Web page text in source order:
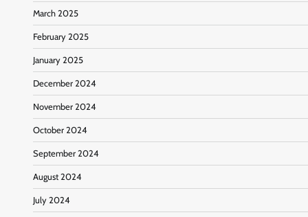
March 2025
February 2025
January 2025
December 2024
November 2024
October 2024
September 2024
August 2024
July 2024